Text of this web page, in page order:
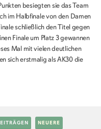
besiegten sie das Team
im Halbfinale von den Damen
schließlich den Titel gegen
Finale um Platz 3 gewannen
Mal mit vielen deutlichen
sich erstmalig als AK30 die
NEUERE